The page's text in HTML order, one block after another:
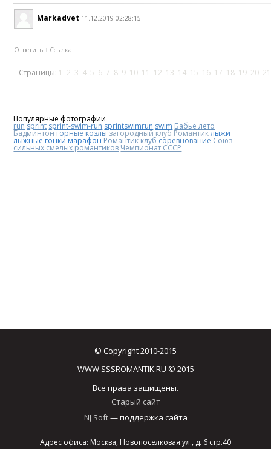
Markadvet 11.12.2019 02:28:15
Ответить Ссылка
Страницы: 1 2 3 4 5 6 7 8 9 10 11 12 13 14 15 16 17 18 19 20 21
Популярные фотографии
run sprint sprint-swim-run sprintswimrun swim Бабье лето
Бадминтонгорные козлы загородный клуб Романтиклыжи
лыжные гонки марафонРомантик клубсоревнованиеСоюз
сильных смелых романтиковЧемпионат СССР
© Copyright 2010-2015
WWW.SSSROMANTIK.RU © 2015
Все права защищены.
Старый сайт
NJ Soft— поддержка сайта
Адрес офиса: Москва, Новопоселковая ул., д. 6 стр.40